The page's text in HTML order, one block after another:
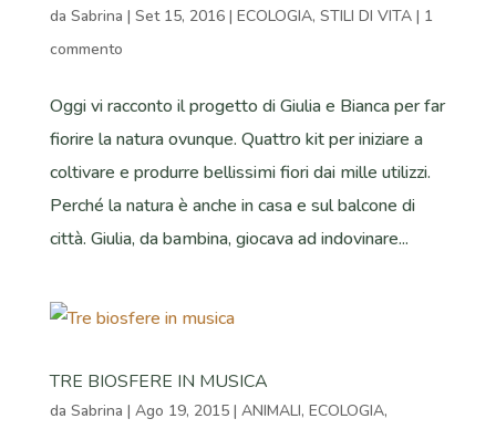
da Sabrina | Set 15, 2016| ECOLOGIA, STILI DI VITA| 1
commento
Oggi vi racconto il progetto di Giulia e Bianca per far
fiorire la natura ovunque. Quattro kit per iniziare a
coltivare e produrre bellissimi fiori dai mille utilizzi.
Perché la natura è anche in casa e sul balcone di
città. Giulia, da bambina, giocava ad indovinare...
TRE BIOSFERE IN MUSICA
da Sabrina | Ago 19, 2015| ANIMALI, ECOLOGIA,